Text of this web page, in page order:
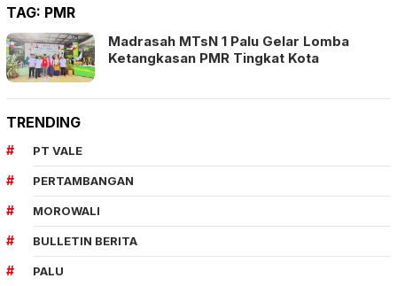
TAG: PMR
Madrasah MTsN 1 Palu Gelar Lomba
Ketangkasan PMR Tingkat Kota
TRENDING
PT VALE
PERTAMBANGAN
MOROWALI
BULLETIN BERITA
PALU